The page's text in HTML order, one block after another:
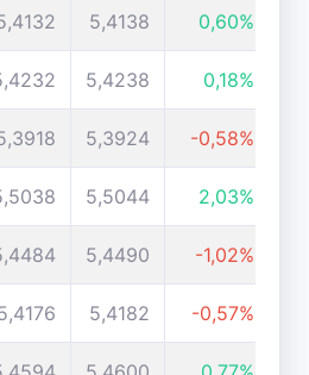
5,4138 0,60%
5,4238 0,18%
5,3924 -0,58%
5,5044 2,03%
5,4490 -1,02%
5,4182 -0,57%